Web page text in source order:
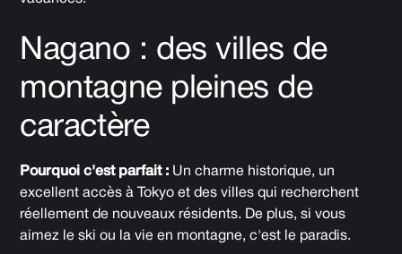
Nagano : des villes de
montagne pleines de
caractère
Pourquoi c'est parfait : Un charme historique, un
excellent accès à Tokyo et des villes qui recherchent
réellement de nouveaux résidents. De plus, si vous
aimez le ski ou la vie en montagne, c'est le paradis.